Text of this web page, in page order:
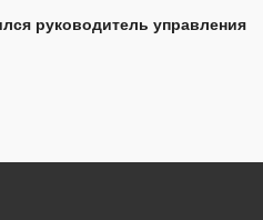
руководитель управления